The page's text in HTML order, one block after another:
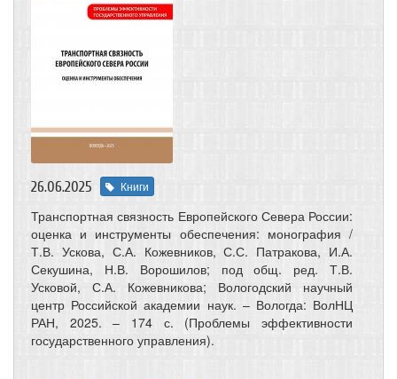
26.06.2025 Книги
Транспортная связность Европейского Севера России:
оценка и инструменты обеспечения: монография /
Т.В. Ускова, С.А. Кожевников, С.С. Патракова, И.А.
Секушина, Н.В. Ворошилов; под общ. ред. Т.В.
Усковой, С.А. Кожевникова; Вологодский научный
центр Российской академии наук. – Вологда: ВолНЦ
РАН, 2025. – 174 с. (Проблемы эффективности
государственного управления).